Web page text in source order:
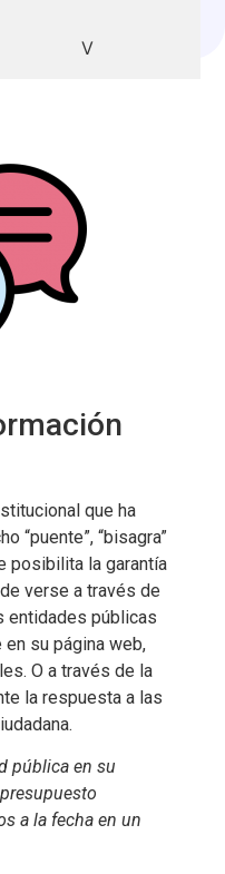
V
que ha
“puente”, “bisagra”
posibilita la garantía
verse a través de
entidades públicas
su página web,
O a través de la
la respuesta a las
pública en su
a la fecha en un